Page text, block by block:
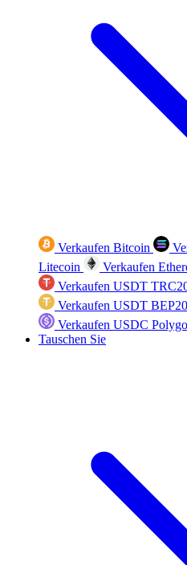
Verkaufen Bitcoin
Litecoin
Verkaufen
Verkaufen USDT
Verkaufen USDT BEP20
Verkaufen USDC
Tauschen Sie